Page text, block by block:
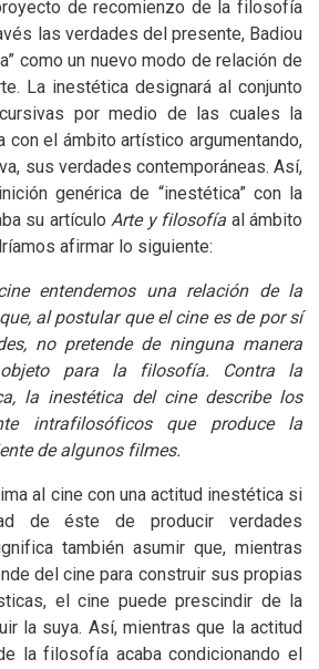
de recomienzo de la filosofía
las verdades del presente, Badiou
como un nuevo modo de relación de
La inestética designará al conjunto
por medio de las cuales la
el ámbito artístico argumentando,
sus verdades contemporáneas. Así,
genérica de “inestética” con la
su artículoArte y filosofía al ámbito
afirmar lo siguiente:
entendemos una relación de la
al postular que el cine es de por sí
no pretende de ninguna manera
para la filosofía. Contra la
la inestética del cine describe los
intrafilosóficos que produce la
de algunos filmes.
al cine con una actitud inestética si
de éste de producir verdades
también asumir que, mientras
del cine para construir sus propias
el cine puede prescindir de la
la suya. Así, mientras que la actitud
la filosofía acaba condicionando el